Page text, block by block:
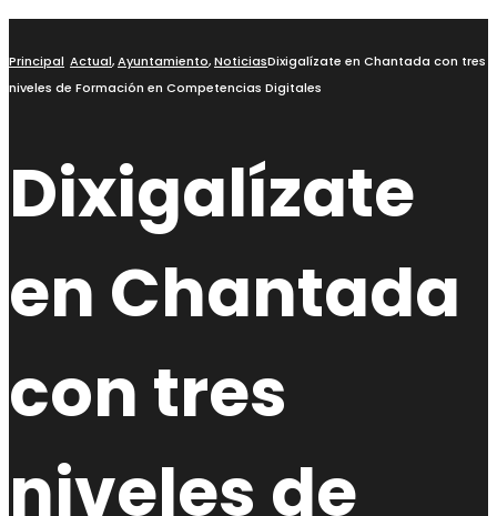
Principal Actual,Ayuntamiento,NoticiasDixigalízate en Chantada con tres
niveles de Formación en Competencias Digitales
Dixigalízate
en Chantada
con tres
niveles de